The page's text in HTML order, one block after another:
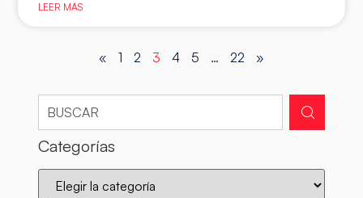
LEER MÁS
« 1 2 3 4 5 … 22 »
Categorías